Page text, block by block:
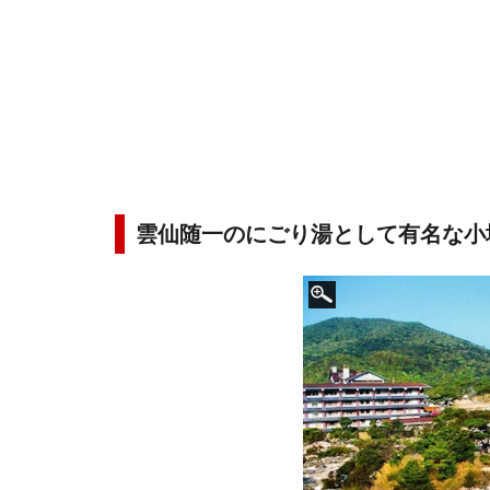
雲仙随一のにごり湯として有名な